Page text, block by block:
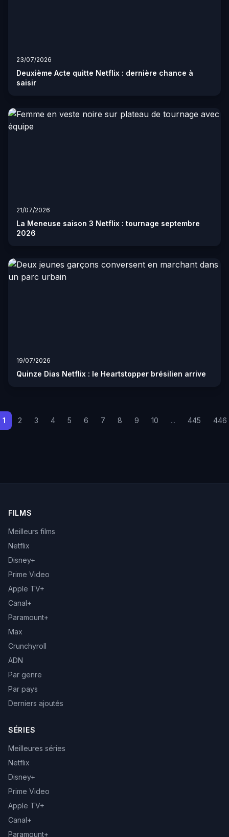
23/07/2026
Deuxième Acte quitte Netflix : dernière chance à
saisir
21/07/2026
La Meneuse saison 3 Netflix : tournage septembre
2026
19/07/2026
Quinze Dias Netflix : le Heartstopper brésilien arrive
1 2 3 4 5 6 7 8 9 10 ... 445 446
FILMS
Meilleurs films
Netflix
Disney+
Prime Video
Apple TV+
Canal+
Paramount+
Max
Crunchyroll
ADN
Par genre
Par pays
Derniers ajoutés
SÉRIES
Meilleures séries
Netflix
Disney+
Prime Video
Apple TV+
Canal+
Paramount+